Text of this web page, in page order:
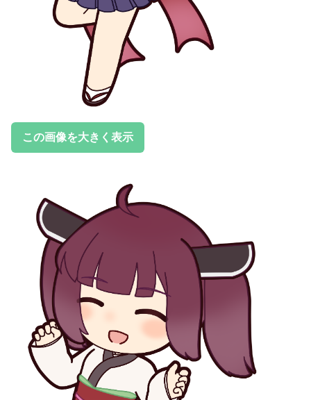
この画像を大きく表示